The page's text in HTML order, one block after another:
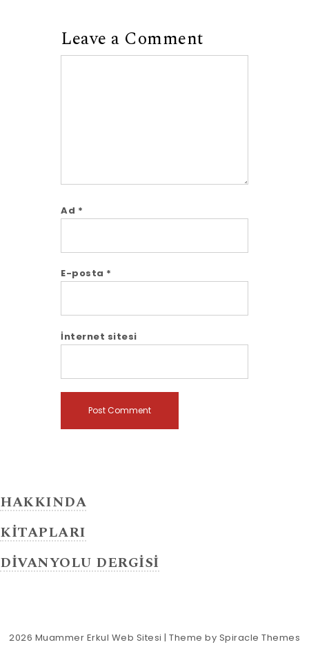
Leave a Comment
Ad *
E-posta *
İnternet sitesi
HAKKINDA
KİTAPLARI
DİVANYOLU DERGİSİ
2026 Muammer Erkul Web Sitesi | Theme by Spiracle Themes